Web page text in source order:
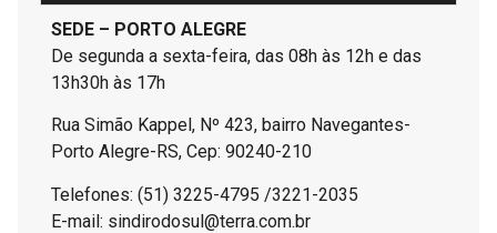
SEDE – PORTO ALEGRE
De segunda a sexta-feira, das 08h às 12h e das
13h30h às 17h
Rua Simão Kappel, Nº 423, bairro Navegantes-
Porto Alegre-RS, Cep: 90240-210
Telefones: (51) 3225-4795 /3221-2035
E-mail: sindirodosul@terra.com.br